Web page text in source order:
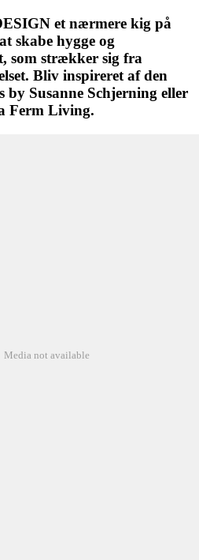
et nærmere kig på
skabe hygge og
som strækker sig fra
Bliv inspireret af den
by Susanne Schjerning eller
Ferm Living.
Media not available